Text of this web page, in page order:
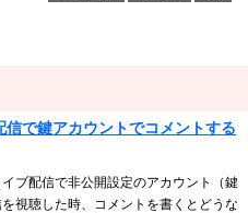
信で鍵アカウントでコメントする
ブ配信で非公開設定のアカウント（鍵
視聴した時、コメントを書くとどうな